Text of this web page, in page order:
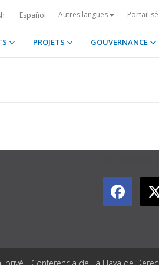
Español Autres langues Portail
PROJETS GOUVERNANCE